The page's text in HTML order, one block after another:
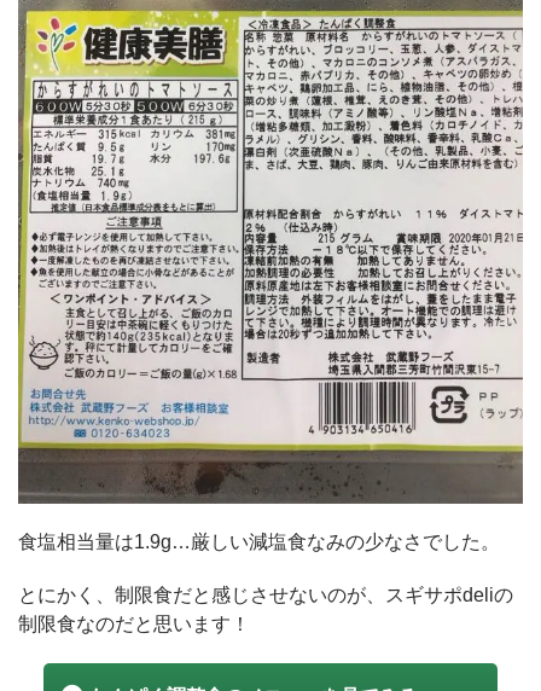
食塩相当量は1.9g…厳しい減塩食なみの少なさでした。
とにかく、制限食だと感じさせないのが、スギサポdeliの
制限食なのだと思います！